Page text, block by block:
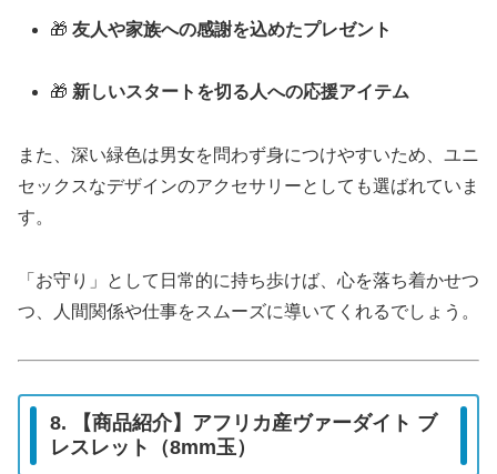
🎁友人や家族への感謝を込めたプレゼント
🎁新しいスタートを切る人への応援アイテム
また、深い緑色は男女を問わず身につけやすいため、ユニ
セックスなデザインのアクセサリーとしても選ばれていま
す。
「お守り」として日常的に持ち歩けば、心を落ち着かせつ
つ、人間関係や仕事をスムーズに導いてくれるでしょう。
8. 【商品紹介】アフリカ産ヴァーダイト ブ
レスレット（8mm玉）